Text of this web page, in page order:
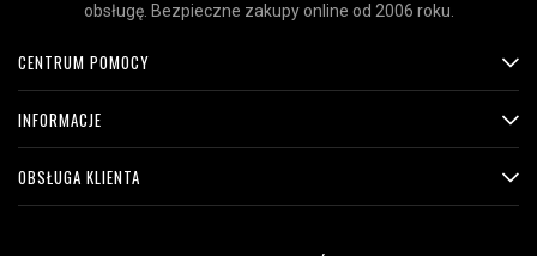
obsługę. Bezpieczne zakupy online od 2006 roku.
CENTRUM POMOCY
INFORMACJE
OBSŁUGA KLIENTA